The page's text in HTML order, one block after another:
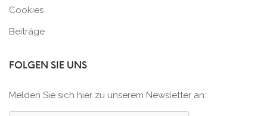
Cookies
Beiträge
FOLGEN SIE UNS
Melden Sie sich hier zu unserem Newsletter an: